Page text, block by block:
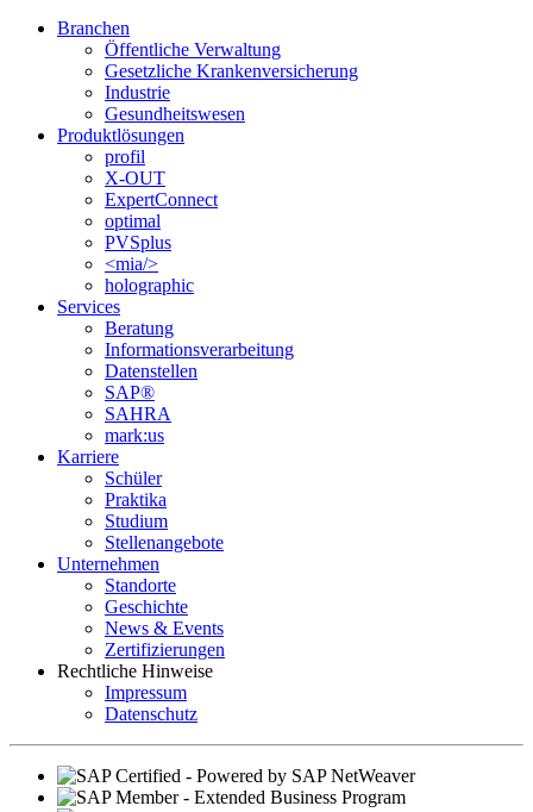
Branchen
Öffentliche Verwaltung
Gesetzliche Krankenversicherung
Industrie
Gesundheitswesen
Produktlösungen
profil
X-OUT
ExpertConnect
optimal
PVSplus
<mia/>
holographic
Services
Beratung
Informations­verarbeitung
Datenstellen
SAP®
SAHRA
mark:us
Karriere
Schüler
Praktika
Studium
Stellenangebote
Unternehmen
Standorte
Geschichte
News & Events
Zertifizierungen
Rechtliche Hinweise
Impressum
Datenschutz